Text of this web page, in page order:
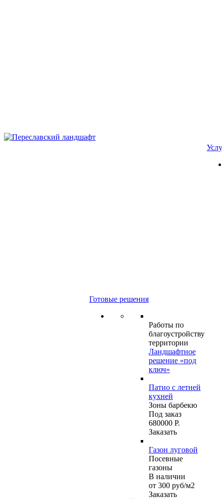
Готовые решения
Работы по
благоустройству
территории
Ландшафтное
решение «под
ключ»
Патио с летней
кухней
Зоны барбекю
Под заказ
680000 Р.
Заказать
Газон луговой
Посевные
газоны
В наличии
от 300 руб/м2
Заказать